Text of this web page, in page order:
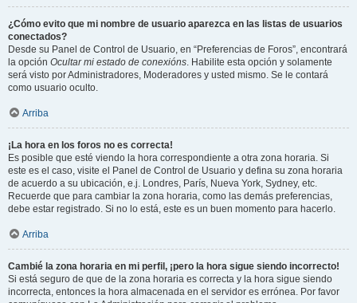
¿Cómo evito que mi nombre de usuario aparezca en las listas de usuarios
conectados?
Desde su Panel de Control de Usuario, en “Preferencias de Foros”, encontrará
la opción Ocultar mi estado de conexións. Habilite esta opción y solamente
será visto por Administradores, Moderadores y usted mismo. Se le contará
como usuario oculto.
Arriba
¡La hora en los foros no es correcta!
Es posible que esté viendo la hora correspondiente a otra zona horaria. Si
este es el caso, visite el Panel de Control de Usuario y defina su zona horaria
de acuerdo a su ubicación, e.j. Londres, París, Nueva York, Sydney, etc.
Recuerde que para cambiar la zona horaria, como las demás preferencias,
debe estar registrado. Si no lo está, este es un buen momento para hacerlo.
Arriba
Cambié la zona horaria en mi perfil, ¡pero la hora sigue siendo incorrecto!
Si está seguro de que de la zona horaria es correcta y la hora sigue siendo
incorrecta, entonces la hora almacenada en el servidor es errónea. Por favor